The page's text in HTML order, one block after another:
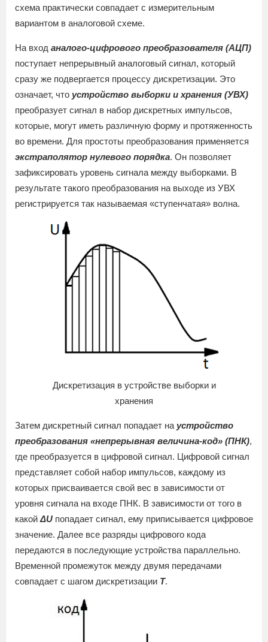
схема практически совпадает с измерительным
вариантом в аналоговой схеме.
На вход аналого-цифрового преобразователя (АЦП)
поступает непрерывный аналоговый сигнал, который
сразу же подвергается процессу дискретизации. Это
означает, что устройство выборки и хранения (УВХ)
преобразует сигнал в набор дискретных импульсов,
которые, могут иметь различную форму и протяженность
во времени. Для простоты преобразования применяется
экстраполятор нулевого порядка. Он позволяет
зафиксировать уровень сигнала между выборками. В
результате такого преобразования на выходе из УВХ
регистрируется так называемая «ступенчатая» волна.
Дискретизация в устройстве выборки и
хранения
Затем дискретный сигнал попадает на устройство
преобразования «непрерывная величина-код» (ПНК),
где преобразуется в цифровой сигнал. Цифровой сигнал
представляет собой набор импульсов, каждому из
которых присваивается свой вес в зависимости от
уровня сигнала на входе ПНК. В зависимости от того в
какойΔU попадает сигнал, ему приписывается цифровое
значение. Далее все разряды цифрового кода
передаются в последующие устройства параллельно.
Временной промежуток между двумя передачами
совпадает с шагом дискретизации T.